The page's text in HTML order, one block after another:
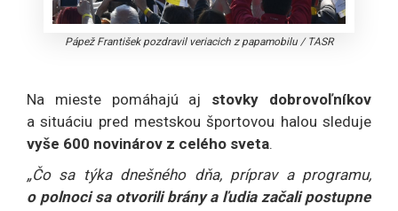
Pápež František pozdravil veriacich z papamobilu/ TASR
Na mieste pomáhajú aj stovky dobrovoľníkov
a situáciu pred mestskou športovou halou sleduje
vyše 600 novinárov z celého sveta.
„Čo sa týka dnešného dňa, príprav a programu,
o polnoci sa otvorili brány a ľudia začali postupne